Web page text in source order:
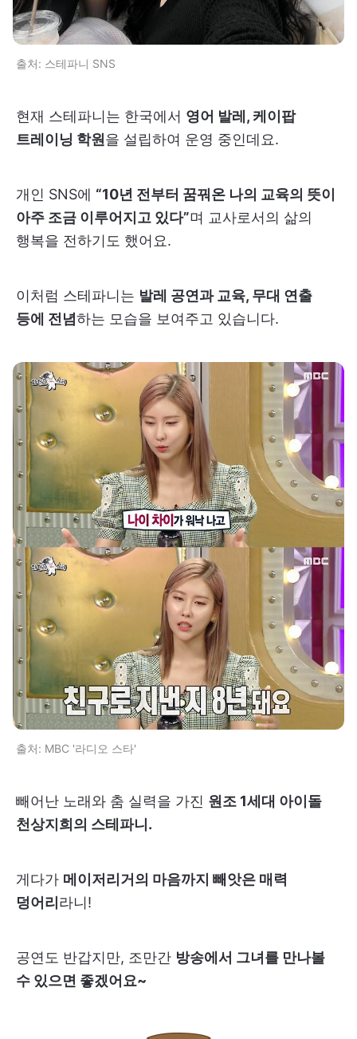
출처: 스테파니 SNS
현재 스테파니는 한국에서 영어 발레, 케이팝
트레이닝 학원을 설립하여 운영 중인데요.
개인 SNS에 “10년 전부터 꿈꿔온 나의 교육의 뜻이
아주 조금 이루어지고 있다”며 교사로서의 삶의
행복을 전하기도 했어요.
이처럼 스테파니는 발레 공연과 교육, 무대 연출
등에 전념하는 모습을 보여주고 있습니다.
출처: MBC '라디오 스타'
빼어난 노래와 춤 실력을 가진 원조 1세대 아이돌
천상지희의 스테파니.
게다가 메이저리거의 마음까지 빼앗은 매력
덩어리 라니!
공연도 반갑지만, 조만간 방송에서 그녀를 만나볼
수 있으면 좋겠어요~